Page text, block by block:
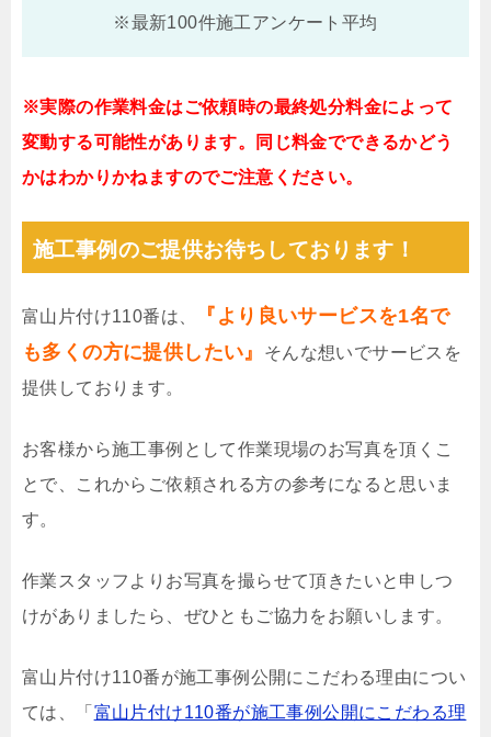
※最新100件施工アンケート平均
※実際の作業料金はご依頼時の最終処分料金によって
変動する可能性があります。同じ料金でできるかどう
かはわかりかねますのでご注意ください。
施工事例のご提供お待ちしております！
富山片付け110番は、
『より良いサービスを1名で
も多くの方に提供したい』
そんな想いでサービスを
提供しております。
お客様から施工事例として作業現場のお写真を頂くこ
とで、これからご依頼される方の参考になると思いま
す。
作業スタッフよりお写真を撮らせて頂きたいと申しつ
けがありましたら、ぜひともご協力をお願いします。
富山片付け110番が施工事例公開にこだわる理由につい
ては、「 富山片付け110番が施工事例公開にこだわる理